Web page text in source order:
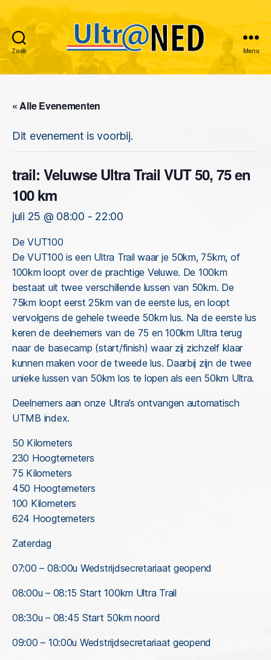
Zoek
Ultraned
Menu
« Alle Evenementen
Dit evenement is voorbij.
trail: Veluwse Ultra Trail VUT 50, 75 en
100 km
juli 25 @ 08:00 - 22:00
De VUT100
De VUT100 is een Ultra Trail waar je 50km, 75km, of
100km loopt over de prachtige Veluwe. De 100km
bestaat uit twee verschillende lussen van 50km. De
75km loopt eerst 25km van de eerste lus, en loopt
vervolgens de gehele tweede 50km lus. Na de eerste lus
keren de deelnemers van de 75 en 100km Ultra terug
naar de basecamp (start/finish) waar zij zichzelf klaar
kunnen maken voor de tweede lus. Daarbij zijn de twee
unieke lussen van 50km los te lopen als een 50km Ultra.
Deelnemers aan onze Ultra’s ontvangen automatisch
UTMB index.
50 Kilometers
230 Hoogtemeters
75 Kilometers
450 Hoogtemeters
100 Kilometers
624 Hoogtemeters
Zaterdag
07:00 – 08:00u Wedstrijdsecretariaat geopend
08:00u – 08:15 Start 100km Ultra Trail
08:30u – 08:45 Start 50km noord
09:00 – 10:00u Wedstrijdsecretariaat geopend